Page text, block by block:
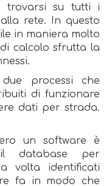
trovarsi su tutti i
rete. In questo
in maniera molto
calcolo sfrutta la
processi che
di funzionare
dati per strada.
un software è
database per
volta identificati
fa in modo che